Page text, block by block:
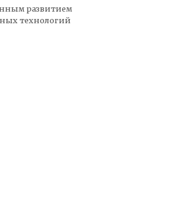
развитием
технологий